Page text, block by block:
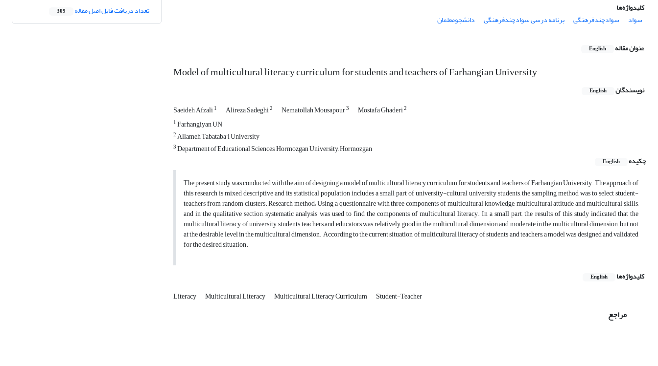
کلیدواژه‌ها
سواد
سوادچندفرهنگی برنامه درسی سوادچندفرهنگی دانشجومعلمان
عنوان مقاله English
Model of multicultural literacy curriculum for students and teachers of Farhangian University
نویسندگان English
Saeideh Afzali1 Alireza Sadeghi2 Nematollah Mousapour3 Mostafa Ghaderi2
1Farhangiyan UN
2Allameh Tabataba'i University
3Department of Educational Sciences, Hormozgan University, Hormozgan
چکیده
English
The present study was conducted with the aim of designing a model of multicultural literacy curriculum for students and teachers of Farhangian University. The approach of
this research is mixed descriptive and its statistical population includes a small part of university-cultural university students, the sampling method was to select student-
teachers from random clusters. Research method; Using a questionnaire with three components of multicultural knowledge, multicultural attitude and multicultural skills,
and in the qualitative section, systematic analysis was used to find the components of multicultural literacy. In a small part, the results of this study indicated that the
multicultural literacy of university students, teachers and educators was relatively good in the multicultural dimension and moderate in the multicultural dimension, but not
at the desirable level in the multicultural dimension. According to the current situation of multicultural literacy of students and teachers, a model was designed and validated
for the desired situation.
کلیدواژه‌ها English
Literacy Multicultural Literacy Multicultural Literacy Curriculum Student-Teacher
مراجع
تعداد دریافت فایل اصل مقاله 309